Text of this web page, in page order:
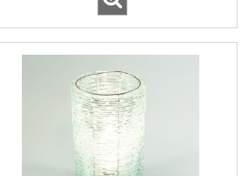
Spodnie Alladynki / 3 kolory